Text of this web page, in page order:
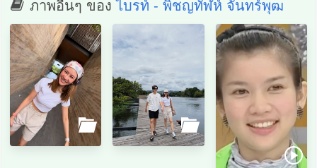
ภาพอื่นๆ ของไบรท์ - พิชญทัฬห์ จันทร์พุฒ